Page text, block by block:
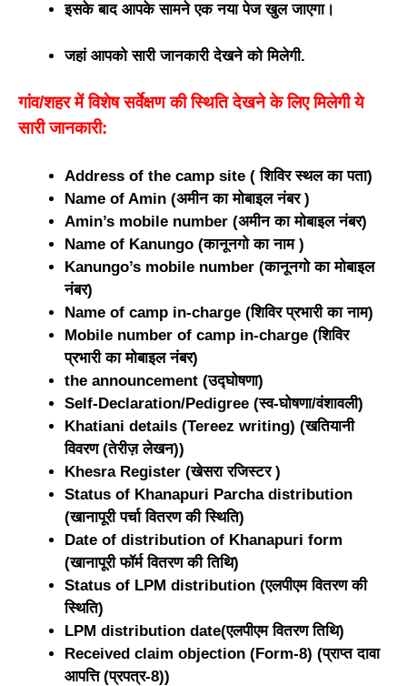
इसके बाद आपके सामने एक नया पेज खुल जाएगा।
जहां आपको सारी जानकारी देखने को मिलेगी.
गांव/शहर में विशेष सर्वेक्षण की स्थिति देखने के लिए मिलेगी ये
सारी जानकारी:
Address of the camp site ( शिविर स्थल का पता)
Name of Amin (अमीन का मोबाइल नंबर )
Amin’s mobile number (अमीन का मोबाइल नंबर)
Name of Kanungo (कानूनगो का नाम )
Kanungo’s mobile number (कानूनगो का मोबाइल
नंबर)
Name of camp in-charge (शिविर प्रभारी का नाम)
Mobile number of camp in-charge (शिविर
प्रभारी का मोबाइल नंबर)
the announcement (उद्घोषणा)
Self-Declaration/Pedigree (स्व-घोषणा/वंशावली)
Khatiani details (Tereez writing) (खतियानी
विवरण (तेरीज़ लेखन))
Khesra Register (खेसरा रजिस्टर )
Status of Khanapuri Parcha distribution
(खानापूरी पर्चा वितरण की स्थिति)
Date of distribution of Khanapuri form
(खानापूरी फॉर्म वितरण की तिथि)
Status of LPM distribution (एलपीएम वितरण की
स्थिति)
LPM distribution date(एलपीएम वितरण तिथि)
Received claim objection (Form-8) (प्राप्त दावा
आपत्ति (प्रपत्र-8))